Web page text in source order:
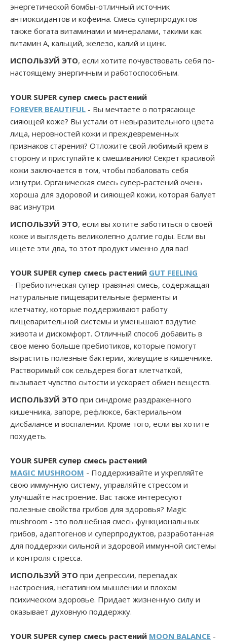
энергетической бомбы-отличный источник
антиоксидантов и кофеина. Смесь суперпродуктов
также богата витаминами и минералами, такими как
витамин А, кальций, железо, калий и цинк.
ИСПОЛЬЗУЙ ЭТО, если хотите почувствовать себя по-
настоящему энергичным и работоспособным.
YOUR SUPER супер смесь растений
FOREVER BEAUTIFUL - Вы мечтаете о потрясающе
сияющей коже? Вы устали от невыразительного цвета
лица, неровностей кожи и преждевременных
признаков старения? Отложите свой любимый крем в
сторону и приступайте к смешиванию! Секрет красивой
кожи заключается в том, чтобы побаловать себя
изнутри. Органическая смесь супер-растений очень
хороша для здоровой и сияющей кожи, которая балует
вас изнутри.
ИСПОЛЬЗУЙ ЭТО, если вы хотите заботиться о своей
коже и выглядеть великолепно долгие годы. Если вы
ищете эти два, то этот продукт именно для вас!
YOUR SUPER супер смесь растений GUT FEELING
- Пребиотическая супер травяная смесь, содержащая
натуральные пищеварительные ферменты и
клетчатку, которые поддерживают работу
пищеварительной системы и уменьшают вздутие
живота и дискомфорт. Отличный способ добавить в
свое меню больше пребиотиков, которые помогут
вырастить полезные бактерии, живущие в кишечнике.
Растворимый сок сельдерея богат клетчаткой,
вызывает чувство сытости и ускоряет обмен веществ.
ИСПОЛЬЗУЙ ЭТО при синдроме раздраженного
кишечника, запоре, рефлюксе, бактериальном
дисбалансе и воспалении. Кроме того, если вы хотите
похудеть.
YOUR SUPER супер смесь растений
MAGIC MUSHROOM - Поддерживайте и укрепляйте
свою иммунную систему, управляйте стрессом и
улучшайте настроение. Вас также интересуют
полезные свойства грибов для здоровья? Magic
mushroom - это волшебная смесь функциональных
грибов, адаптогенов и суперпродуктов, разработанная
для поддержки сильной и здоровой иммунной системы
и контроля стресса.
ИСПОЛЬЗУЙ ЭТО при депрессии, перепадах
настроения, негативном мышлении и плохом
психическом здоровье. Придает жизненную силу и
оказывает духовную поддержку.
YOUR SUPER супер смесь растений MOON BALANCE -